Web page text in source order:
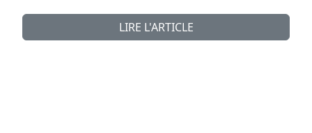
LIRE L'ARTICLE